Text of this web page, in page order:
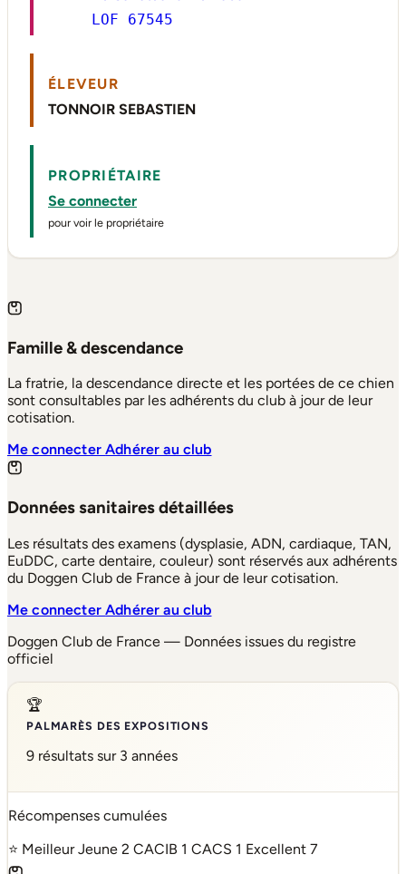
LOF 67545
ÉLEVEUR
TONNOIR SEBASTIEN
PROPRIÉTAIRE
Se connecter
pour voir le propriétaire
Famille & descendance
La fratrie, la descendance directe et les portées de ce chien
sont consultables par les adhérents du club à jour de leur
cotisation.
Me connecterAdhérer au club
Données sanitaires détaillées
Les résultats des examens (dysplasie, ADN, cardiaque, TAN,
EuDDC, carte dentaire, couleur) sont réservés aux adhérents
du Doggen Club de France à jour de leur cotisation.
Me connecterAdhérer au club
Doggen Club de France — Données issues du registre
officiel
🏆
PALMARÈS DES EXPOSITIONS
9 résultats sur 3 années
Récompenses cumulées
⭐ Meilleur Jeune 2 CACIB 1 CACS 1 Excellent 7